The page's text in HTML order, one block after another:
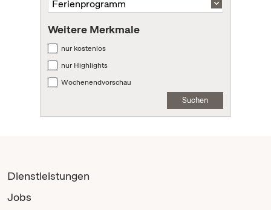
Weitere Merkmale
nur kostenlos
nur Highlights
Wochenendvorschau
Suchen
Dienstleistungen
Jobs